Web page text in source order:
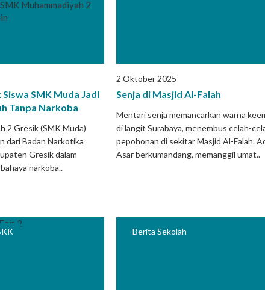
SMK Muda Jadi
Tanpa Narkoba
2 Gresik (SMK Muda)
dari Badan Narkotika
Gresik dalam
narkoba..
2 Oktober 2025
Senja di Masjid Al-Falah
Mentari senja memancarkan warna
di langit Surabaya, menembus celah-
pepohonan di sekitar Masjid Al-Falah.
Asar berkumandang, memanggil umat..
Berita Sekolah